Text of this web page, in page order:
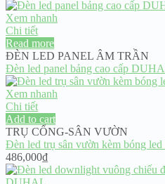
Xem nhanh
Chi tiết
Read more
ĐÈN LED PANEL ÂM TRẦN
Đèn led panel bảng cao cấp
Xem nhanh
Chi tiết
Add to cart
TRỤ CỔNG-SÂN VƯỜN
Đèn led trụ sân vườn kèm bóng
486,000₫